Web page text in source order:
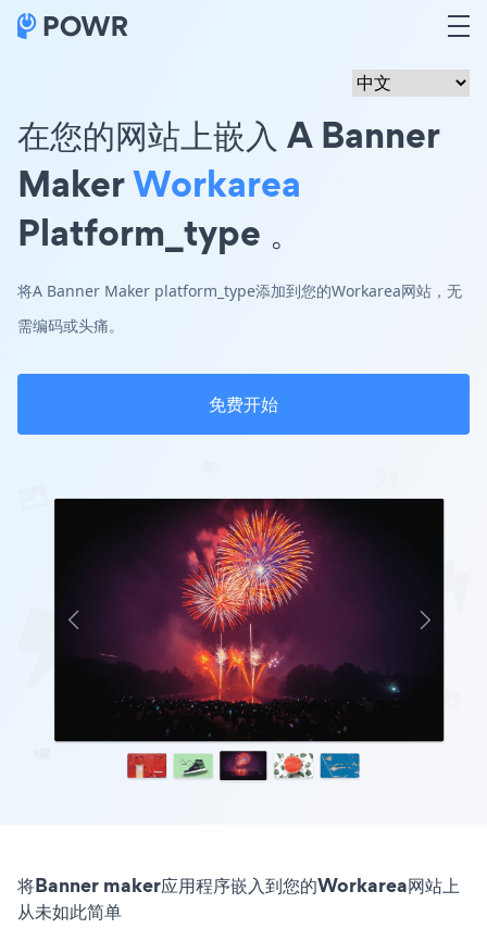
在您的网站上嵌入 A Banner
MakerWorkarea
Platform_type 。
将A Banner Maker platform_type添加到您的Workarea网站，无
需编码或头痛。
免费开始
将Banner maker应用程序嵌入到您的Workarea网站上
从未如此简单